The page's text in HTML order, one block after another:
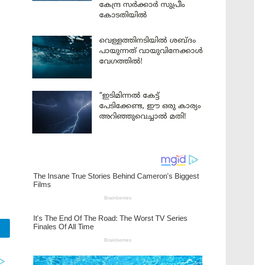
കേന്ദ്ര സർക്കാർ സുപ്രീം
കോടതിയിൽ
വെള്ളത്തിനടിയിൽ ശബ്ദം
പായുന്നത് വായുവിനേക്കാൾ
വേഗത്തിൽ!
“ഇടിമിന്നൽ കേട്ട്
പേടിക്കേണ്ട, ഈ ഒരു കാര്യം
അറിഞ്ഞുവെച്ചാൽ മതി!